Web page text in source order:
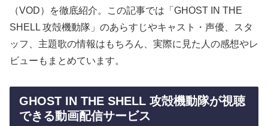
（VOD）を徹底紹介。この記事では「GHOST IN THE
SHELL 攻殻機動隊」のあらすじやキャスト・声優、スタ
ッフ、主題歌の情報はもちろん、実際に見た人の感想やレ
ビューもまとめています。
GHOST IN THE SHELL 攻殻機動隊が視聴
できる動画配信サービス